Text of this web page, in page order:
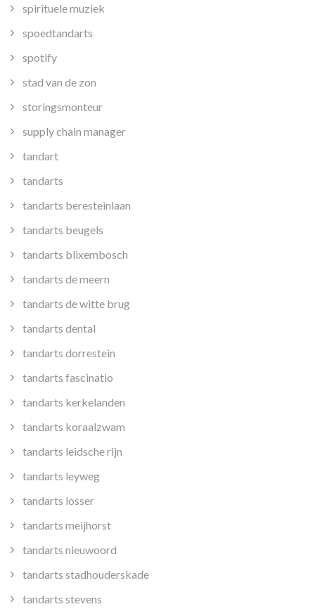
spirituele muziek
spoedtandarts
spotify
stad van de zon
storingsmonteur
supply chain manager
tandart
tandarts
tandarts beresteinlaan
tandarts beugels
tandarts blixembosch
tandarts de meern
tandarts de witte brug
tandarts dental
tandarts dorrestein
tandarts fascinatio
tandarts kerkelanden
tandarts koraalzwam
tandarts leidsche rijn
tandarts leyweg
tandarts losser
tandarts meijhorst
tandarts nieuwoord
tandarts stadhouderskade
tandarts stevens